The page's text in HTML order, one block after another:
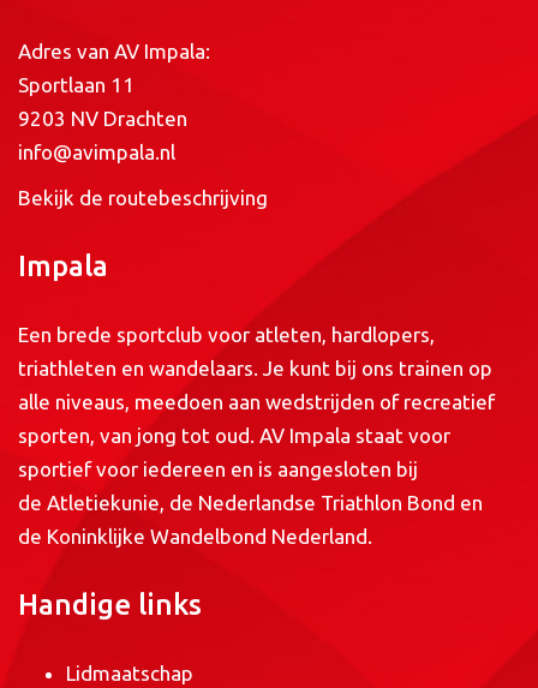
Adres van AV Impala:
Sportlaan 11
9203 NV Drachten
info@avimpala.nl
Bekijk de routebeschrijving
Impala
Een brede sportclub voor atleten, hardlopers,
triathleten en wandelaars. Je kunt bij ons trainen op
alle niveaus, meedoen aan wedstrijden of recreatief
sporten, van jong tot oud. AV Impala staat voor
sportief voor iedereen en is aangesloten bij
de Atletiekunie, de Nederlandse Triathlon Bond en
de Koninklijke Wandelbond Nederland.
Handige links
Lidmaatschap